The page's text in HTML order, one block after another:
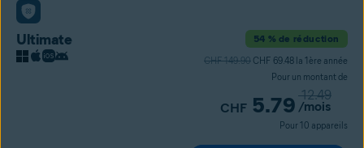
Ultimate 54 % de réduction
CHF 149.90 CHF 69.48 la 1ère année
Pour un montant de
CHF 5.79 12.49
/mois
Pour 10 appareils